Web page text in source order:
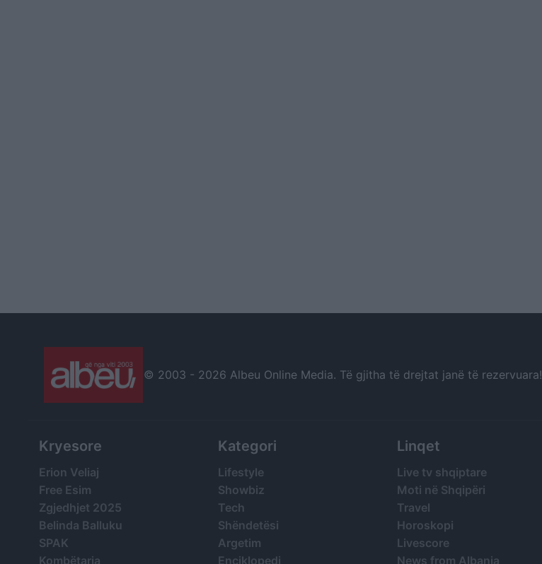
© 2003 - 2026 Albeu Online Media. Të gjitha të drejtat janë të rezervuara!
Kryesore
Erion Veliaj
Free Esim
Zgjedhjet 2025
Belinda Balluku
SPAK
Kombëtarja
Kategori
Lifestyle
Showbiz
Tech
Shëndetësi
Argetim
Enciklopedi
Linqet
Live tv shqiptare
Moti në Shqipëri
Travel
Horoskopi
Livescore
News from Albania